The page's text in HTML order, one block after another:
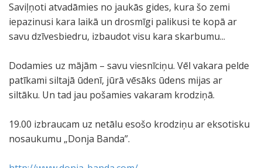
Saviļņoti atvadāmies no jaukās gides, kura šo zemi
iepazinusi kara laikā un drosmīgi palikusi te kopā ar
savu dzīvesbiedru, izbaudot visu kara skarbumu...
Dodamies uz mājām – savu viesnīciņu. Vēl vakara pelde
patīkami siltajā ūdenī, jūrā vēsāks ūdens mijas ar
siltāku. Un tad jau pošamies vakaram krodziņā.
19.00 izbraucam uz netālu esošo krodziņu ar eksotisku
nosaukumu „Donja Banda”.